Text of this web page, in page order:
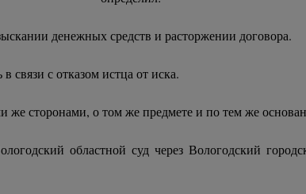
денежных средств и расторжении договора.
связи с отказом истца от иска.
же сторонами, о том же предмете и по тем же
областной суд через Вологодский